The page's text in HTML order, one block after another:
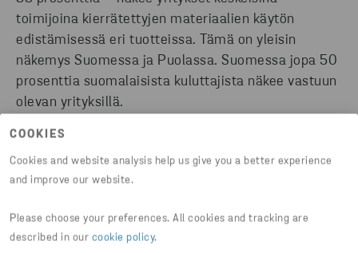
COOKIES
Cookies and website analysis help us give you a better experience
and improve our website.
Please choose your preferences. All cookies and tracking are
described in our cookie policy.
toimijoina kierrätettyjen materiaalien käytön
edistämisessä eri tuotteissa. Tämä on yleisin
näkemys Suomessa ja Puolassa. Suomessa jopa 50
prosenttia suomalaisista kuluttajista näkee vastuun
olevan yrityksillä.
moni luottaa poliitikkoihin ja viranomaisiin. Tätä
mieltä oli 30 % ruotsalaisista ja 29 % norjalaisista
vastaajista.